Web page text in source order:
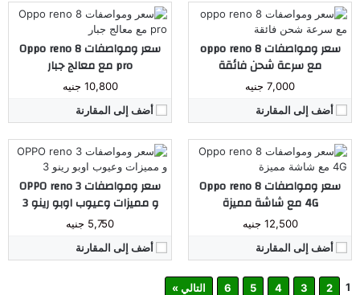
سعر ومواصفات oppo reno 8
مع سرعة شحن فائقة
7,000 جنيه
أضف إلى المقارنة
سعر ومواصفات Oppo reno 8
pro مع معالج جبار
10,800 جنيه
أضف إلى المقارنة
سعر ومواصفات Oppo reno 8
4G مع شاشة مميزة
12,500 جنيه
أضف إلى المقارنة
المُعالج:Qualcomm Snapdragon 680 4G
الكاميرا:خلفية 64_ 2_ 2 / أمامية 32 ميجا بيكسل
ذاكرة داخليه / رام:8 جيجا رام
البطارية:4500 أمبير
نظام التشغيل:Android 12
مراجعة كاملة ←
سعر ومواصفات OPPO reno 3
و مميزات وعيوب اوبو رينو 3
5,750 جنيه
أضف إلى المقارنة
المُعالج:Mediatek Helio P90 ثماني النواة
الكاميرا:خ. رباعية 48 و 13 و 8 و 2 م.ب / أ. 44 م.ب
ذاكرة داخليه / رام:128 جيجا بايت / 8 رام
البطارية:ليثيوم بوليمر بسعة 4025 ملّي أمبير
نظام التشغيل:اندرويد 10
مراجعة كاملة ←
1
2
3
4
5
6 التالي »